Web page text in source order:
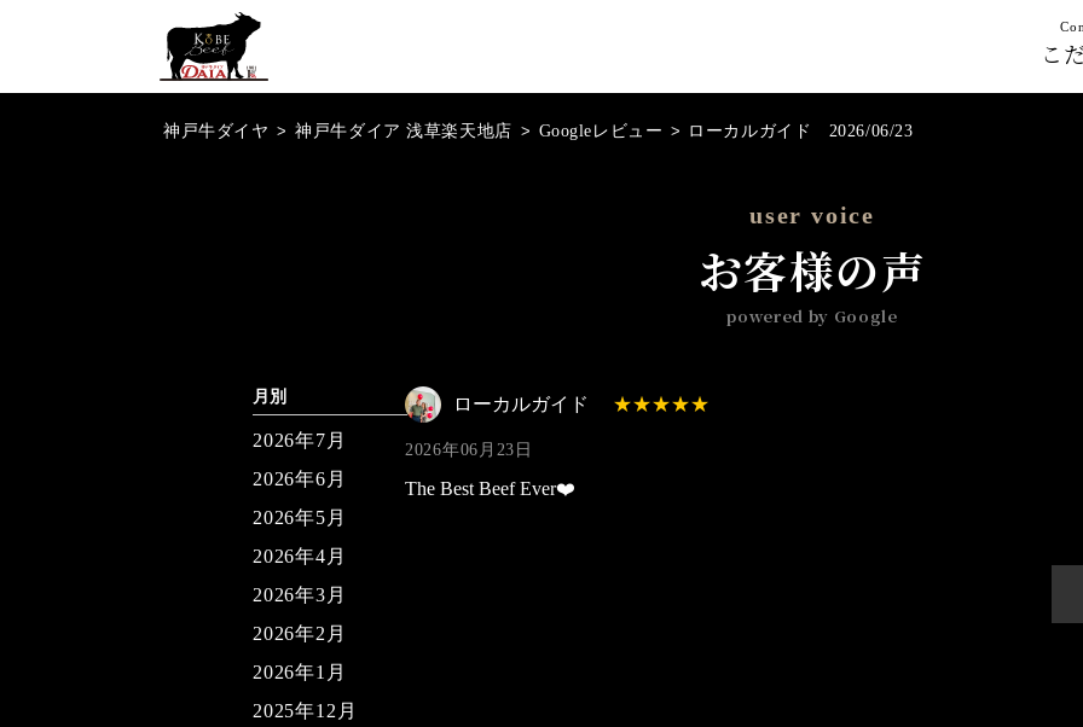
こ
神戸牛ダイヤ > 神戸牛ダイア 浅草楽天地店 > Googleレビュー > ローカルガイド 2026/06/23
user voice
お客様の声
powered by Google
ローカルガイド
2026年06月23日
The Best Beef Ever❤️
月別
2026年7月
2026年6月
2026年5月
2026年4月
2026年3月
2026年2月
2026年1月
2025年12月